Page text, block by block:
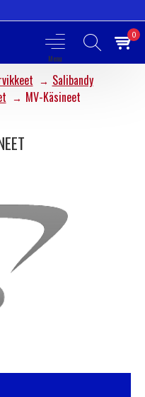
0
Salibandy
MV-Käsineet